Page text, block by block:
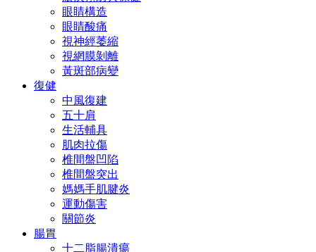
眼睛構造
眼睛酸痛
視神經萎縮
視網膜剝離
黃斑部病變
復健
中風復建
五十肩
生活輔具
肌肉拉傷
椎間盤凹陷
椎間盤突出
媽媽手肌腱炎
運動傷害
關節炎
腸胃
十二脂腸潰瘍